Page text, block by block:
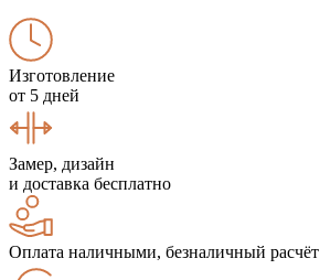
Изготовление
от 5 дней
Замер, дизайн
и доставка бесплатно
Оплата наличными, безналичный расчёт